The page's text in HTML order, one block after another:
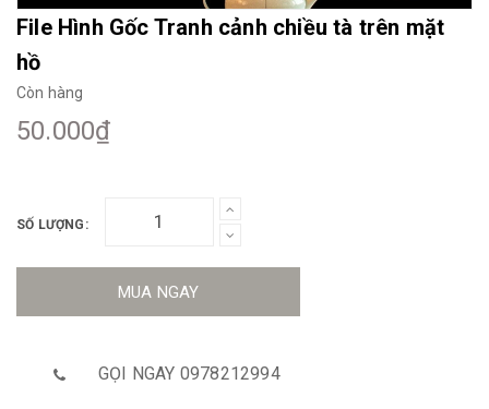
File Hình Gốc Tranh cảnh chiều tà trên mặt
hồ
Còn hàng
50.000₫
SỐ LƯỢNG:
MUA NGAY
GỌI NGAY 0978212994